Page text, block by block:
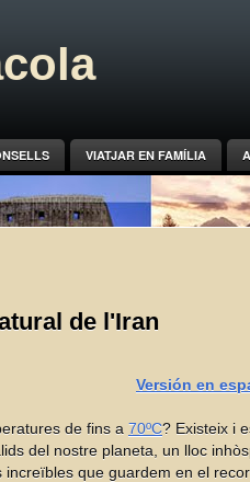
VIATJAR EN FAMÍLIA
de l'Iran
Versión en
de fins a 70ºC? Existeix i
del nostre planeta, un lloc
que guardem en el